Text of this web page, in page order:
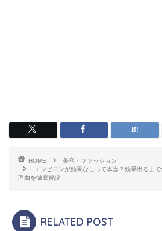
HOME
美容・ファッション
エンビロンが効果なしって本当？効果出るま
理由を徹底解説
RELATED POST